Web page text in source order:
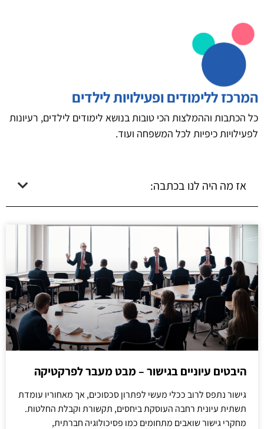
המרכז ללימודים ופעילויות לילדים
כל הכתבות וההמלצות הכי טובות בנושא לימודים לילדים, רעיונות
לפעילויות כיפיות לכל המשפחה ועוד.
אז מה היה לנו בכתבה:
היבטים עיוניים בגישור – מבט מעבר לפרקטיקה
גישור נתפס לרוב ככלי מעשי לפתרון סכסוכים, אך מאחוריו עומדת
תשתית עיונית רחבה העוסקת ביחסים, תקשורת וקבלת החלטות.
מחקרי גישור שואבים מתחומים כמו פסיכולוגיה חברתית,